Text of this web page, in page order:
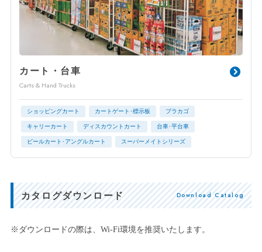
カート・台車
Carts & Hand Trucks
ショッピングカート カートゲート･標示板 プラカゴ
キャリーカート ディスカウントカート 台車･平台車
ビールカート･アングルカート スーパーメイトシリーズ
カタログダウンロード Download Catalog
※ダウンロードの際は、Wi-Fi環境を推奨いたします。